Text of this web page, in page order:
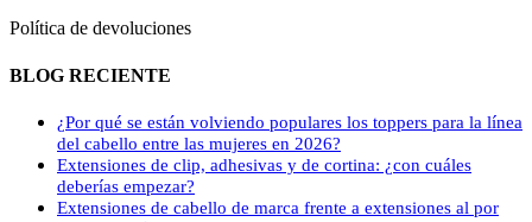
Política de devoluciones
BLOG RECIENTE
¿Por qué se están volviendo populares los toppers para la línea
del cabello entre las mujeres en 2026?
Extensiones de clip, adhesivas y de cortina: ¿con cuáles
deberías empezar?
Extensiones de cabello de marca frente a extensiones al por